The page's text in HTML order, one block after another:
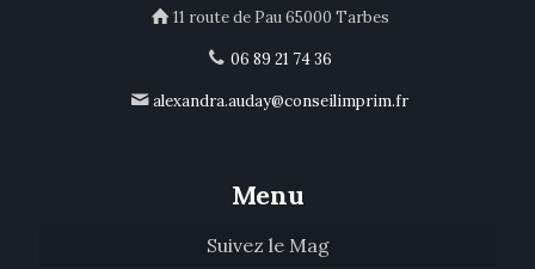
11 route de Pau 65000 Tarbes
06 89 21 74 36
alexandra.auday@conseilimprim.fr
Menu
Suivez le Mag